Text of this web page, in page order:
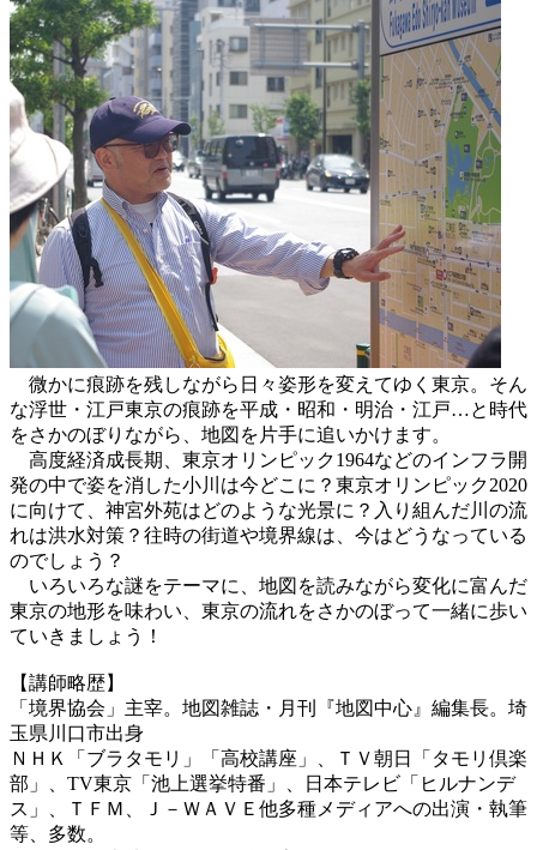
微かに痕跡を残しながら日々姿形を変えてゆく東京。そん
な浮世・江戸東京の痕跡を平成・昭和・明治・江戸…と時代
をさかのぼりながら、地図を片手に追いかけます。
高度経済成長期、東京オリンピック1964などのインフラ開
発の中で姿を消した小川は今どこに？東京オリンピック2020
に向けて、神宮外苑はどのような光景に？入り組んだ川の流
れは洪水対策？往時の街道や境界線は、今はどうなっている
のでしょう？
いろいろな謎をテーマに、地図を読みながら変化に富んだ
東京の地形を味わい、東京の流れをさかのぼって一緒に歩い
ていきましょう！
【講師略歴】
「境界協会」主宰。地図雑誌・月刊『地図中心』編集長。埼
玉県川口市出身
ＮＨＫ「ブラタモリ」「高校講座」、ＴＶ朝日「タモリ倶楽
部」、TV東京「池上選挙特番」、日本テレビ「ヒルナンデ
ス」、ＴＦＭ、Ｊ－ＷＡＶＥ他多種メディアへの出演・執筆
等、多数。